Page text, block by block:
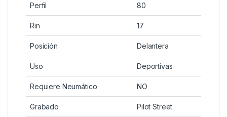
Perfil 80
Rin 17
Posición Delantera
Uso Deportivas
Requiere Neumático NO
Grabado Pilot Street